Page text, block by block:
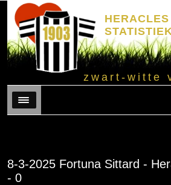
zwart-witte
Menu
8-3-2025 Fortuna Sittard -
- 0